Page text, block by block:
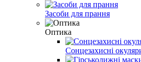
Засоби для прання
Оптика
Сонцезахисні